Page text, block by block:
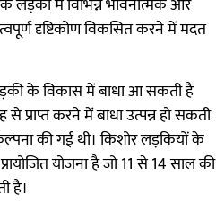
दृष्टिकोण विकसित करने में मदत
के विकास में बाधा आ सकती है
प्राप्त करने में बाधा उत्पन्न हो सकती
की गई थी। किशोर लड़कियों के
योजना है जो 11 से 14 साल की
है।